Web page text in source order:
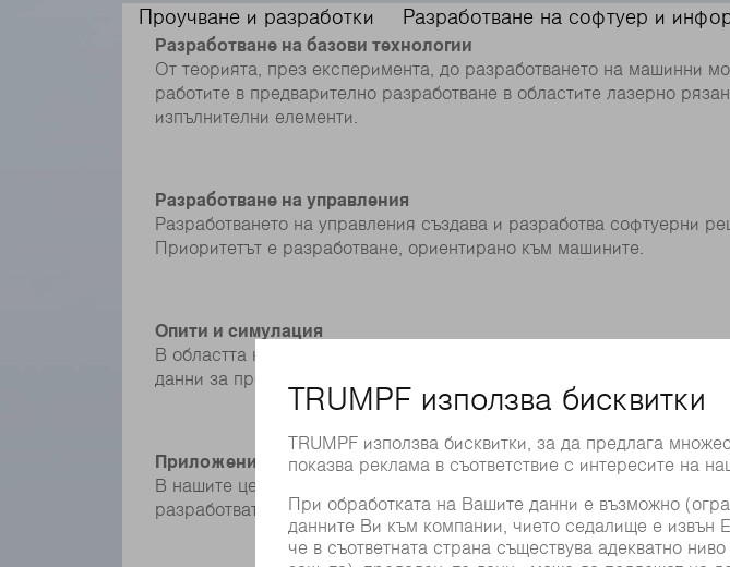
Проучване и разработки
Разработване на базови технологии
От теорията, през експеримента, до разработването на машинни
работите в предварително разработване в областите лазерно
изпълнителни елементи.
Разработване на управления
Разработването на управления създава и разработва софтуерни
Приоритетът е разработване, ориентирано към машините.
Опити и симулация
В областта на опитите и симулацията създавате планове за
данни за процеси и технологични процедури.
Приложение
В нашите центрове за лазерни приложения Вие сте катализатор
разработвате приложения за нашите клиенти.
Разработване на софтуер и